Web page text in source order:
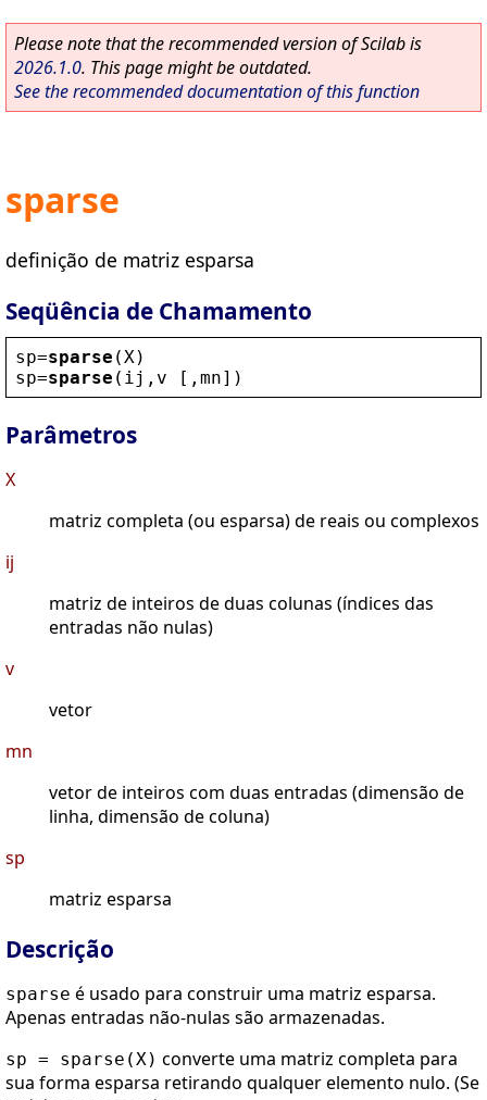
Please note that the recommended version of Scilab is
2026.1.0. This page might be outdated.
See the recommended documentation of this function
sparse
definição de matriz esparsa
Seqüência de Chamamento
sp=sparse ( X )
sp=sparse ( ij , v [, mn])
Parâmetros
X
matriz completa (ou esparsa) de reais ou complexos
ij
matriz de inteiros de duas colunas (índices das
entradas não nulas)
v
vetor
mn
vetor de inteiros com duas entradas (dimensão de
linha, dimensão de coluna)
sp
matriz esparsa
Descrição
sparse é usado para construir uma matriz esparsa.
Apenas entradas não-nulas são armazenadas.
sp = sparse(X) converte uma matriz completa para
sua forma esparsa retirando qualquer elemento nulo. (Se